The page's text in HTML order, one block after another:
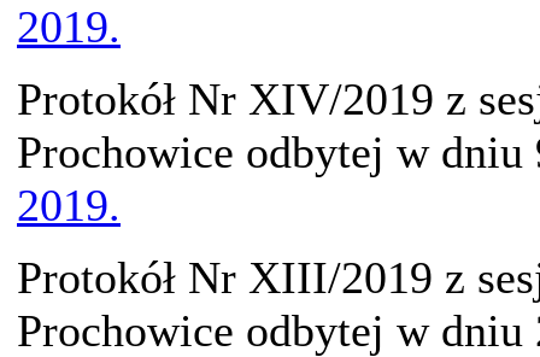
2019.
Protokół Nr XIV/2019 z
Prochowice odbytej w
2019.
Protokół Nr XIII/2019 z
Prochowice odbytej w